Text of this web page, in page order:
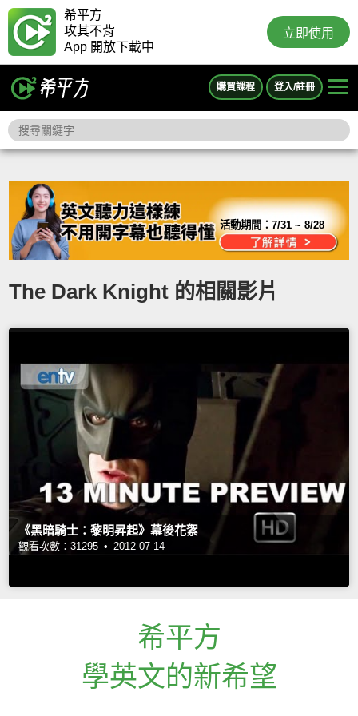
希平方
攻其不背
App 開放下載中
立即使用
購買課程 登入/註冊
活動期間：7/31 ~ 8/28
The Dark Knight 的相關影片
《黑暗騎士：黎明昇起》幕後花絮
觀看次數：31295 • 2012-07-14
希平方
學英文的新希望